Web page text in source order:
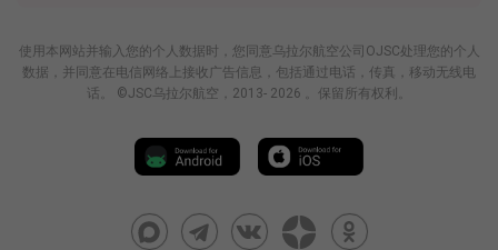
使用本网站并输入您的个人数据时，您同意乌拉尔航空公司OJSC处理您的个人
数据，并同意在电信网络上接收广告信息，包括通过电话，传真，移动无线电
话。 ©JSC乌拉尔航空，2013- 2026 。保留所有权利。